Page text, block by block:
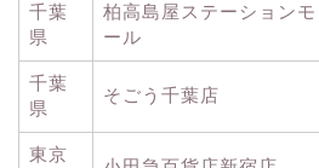
千葉
県
柏高島屋ステーションモ
ール
千葉
県
そごう千葉店
東京